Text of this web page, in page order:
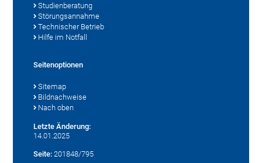
Studienberatung
Störungsannahme
Technischer Betrieb
Hilfe im Notfall
Seitenoptionen
Sitemap
Bildnachweise
Nach oben
Letzte Änderung:
14.01.2025
Seite: 201848/795